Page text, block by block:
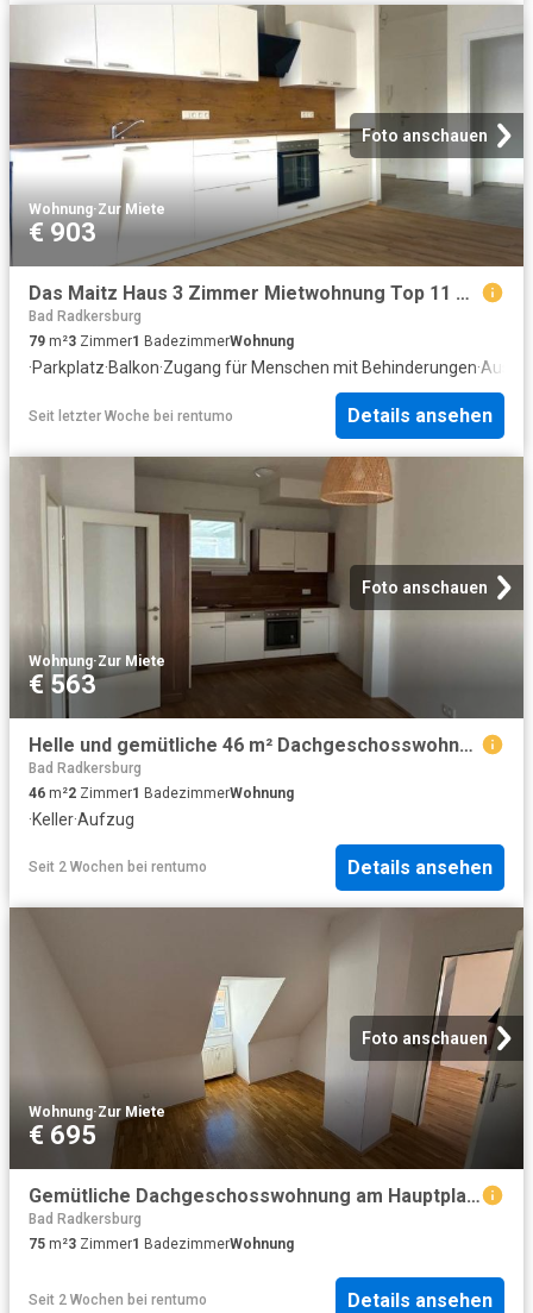
Foto anschauen
Wohnung·Zur Miete
€ 903
Das Maitz Haus 3 Zimmer Mietwohnung Top 11 mit Balkon
Bad Radkersburg
79 m²3 Zimmer1 BadezimmerWohnung
·Parkplatz·Balkon·Zugang für Menschen mit Behinderungen·
Seit letzter Woche bei rentumo Details ansehen
Foto anschauen
Wohnung·Zur Miete
€ 563
Helle und gemütliche 46 m² Dachgeschosswohnung in ruhiger Lage …!
Bad Radkersburg
46 m²2 Zimmer1 BadezimmerWohnung
·Keller·Aufzug
Seit 2 Wochen bei rentumo Details ansehen
Foto anschauen
Wohnung·Zur Miete
€ 695
Gemütliche Dachgeschosswohnung am Hauptplatz von Bad Radkersburg
Bad Radkersburg
75 m²3 Zimmer1 BadezimmerWohnung
Seit 2 Wochen bei rentumo Details ansehen